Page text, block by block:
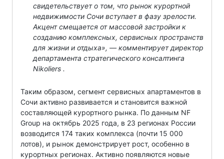
свидетельствует о том, что рынок курортной
недвижимости Сочи вступает в фазу зрелости.
Акцент смещается от массовой застройки к
созданию комплексных, сервисных пространств
для жизни и отдыха», — комментирует директор
департамента стратегического консалтинга
Nikoliers .
Таким образом, сегмент сервисных апартаментов в
Сочи активно развивается и становится важной
составляющей курортного рынка. По данным NF
Group на октябрь 2025 года, в 23 регионах России
возводится 174 таких комплекса (почти 15 000
лотов), и рынок демонстрирует рост, особенно в
курортных регионах. Активно появляются новые